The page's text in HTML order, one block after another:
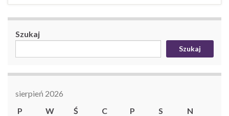
Szukaj
Szukaj
sierpień 2026
P
W Ś C P S
N